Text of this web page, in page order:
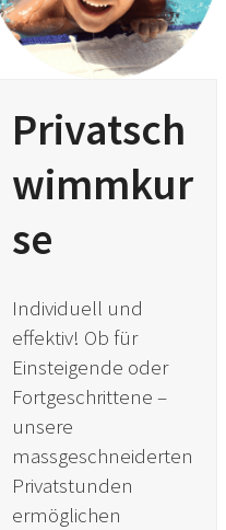
Privatsch
wimmkur
se
Individuell und
effektiv! Ob für
Einsteigende oder
Fortgeschrittene –
unsere
massgeschneiderten
Privatstunden
ermöglichen